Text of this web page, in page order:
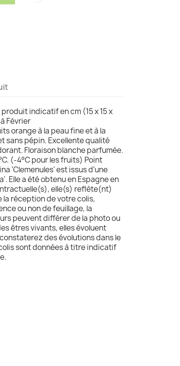
indicatif en cm (15 x 15 x
Février
orange à la peau fine et à la
sans pépin. Excellente qualité
Floraison blanche parfumée.
(-4°C pour les fruits) Point
'Clemenules' est issus d'une
Elle a été obtenu en Espagne en
elle(s) reflète(nt)
la réception de votre colis,
ou non de feuillage, la
peuvent différer de la photo ou
êtres vivants, elles évoluent
des évolutions dans le
sont données à titre indicatif